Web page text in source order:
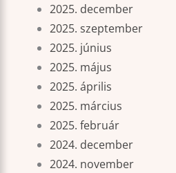
2025. december
2025. szeptember
2025. június
2025. május
2025. április
2025. március
2025. február
2024. december
2024. november